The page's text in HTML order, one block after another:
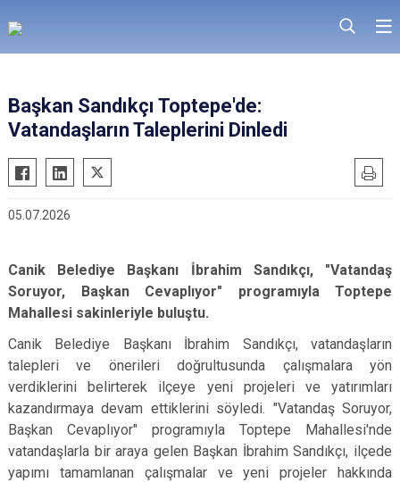
Başkan Sandıkçı Toptepe'de:
Vatandaşların Taleplerini Dinledi
05.07.2026
Canik Belediye Başkanı İbrahim Sandıkçı, "Vatandaş
Soruyor, Başkan Cevaplıyor" programıyla Toptepe
Mahallesi sakinleriyle buluştu.
Canik Belediye Başkanı İbrahim Sandıkçı, vatandaşların
talepleri ve önerileri doğrultusunda çalışmalara yön
verdiklerini belirterek ilçeye yeni projeleri ve yatırımları
kazandırmaya devam ettiklerini söyledi. "Vatandaş Soruyor,
Başkan Cevaplıyor" programıyla Toptepe Mahallesi'nde
vatandaşlarla bir araya gelen Başkan İbrahim Sandıkçı, ilçede
yapımı tamamlanan çalışmalar ve yeni projeler hakkında